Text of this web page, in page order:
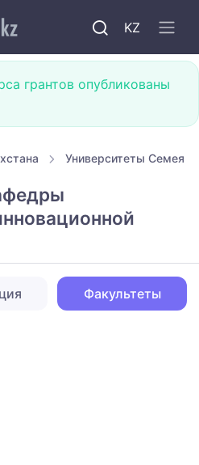
KZ
грантов опубликованы
Университеты Семея
Факультеты